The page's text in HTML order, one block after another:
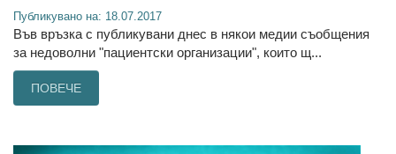
Публикувано на: 18.07.2017
Във връзка с публикувани днес в някои медии съобщения
за недоволни "пациентски организации", които щ...
ПОВЕЧЕ